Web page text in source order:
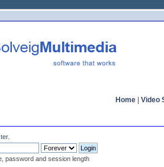
Home Video
.
password and session length